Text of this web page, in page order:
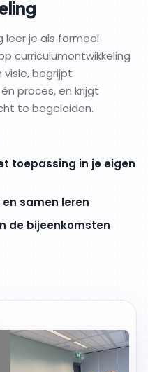
leer je als formeel
curriculumontwikkeling
visie, begrijpt
proces, en krijgt
te begeleiden.
toepassing in je eigen
samen leren
de bijeenkomsten